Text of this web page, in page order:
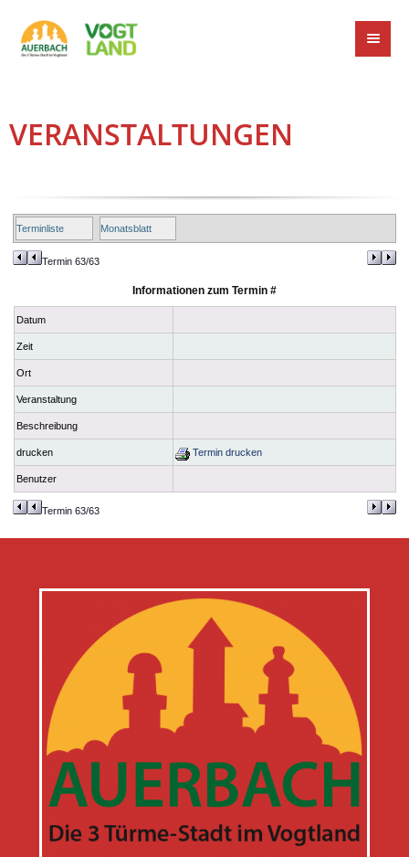
VERANSTALTUNGEN
Terminliste Monatsblatt
Termin 63/63
Informationen zum Termin #
Datum
Zeit
Ort
Veranstaltung
Beschreibung
drucken Termin drucken
Benutzer
Termin 63/63